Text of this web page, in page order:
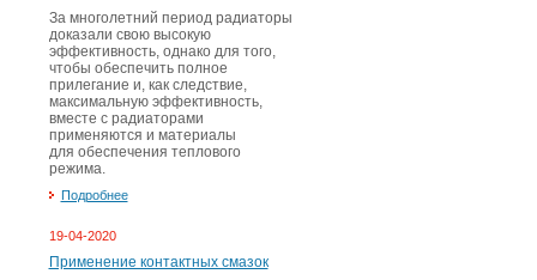
За многолетний период радиаторы
доказали свою высокую
эффективность, однако для того,
чтобы обеспечить полное
прилегание и, как следствие,
максимальную эффективность,
вместе с радиаторами
применяются и материалы
для обеспечения теплового
режима.
Подробнее
19-04-2020
Применение контактных смазок